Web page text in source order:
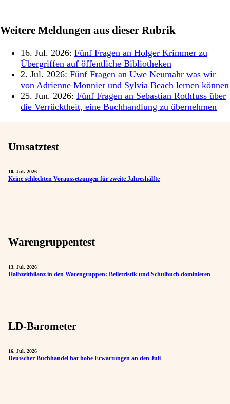
Weitere Meldungen aus dieser Rubrik
16. Jul. 2026: Fünf Fragen an Holger Krimmer zu
Übergriffen auf öffentliche Bibliotheken
2. Jul. 2026: Fünf Fragen an Uwe Neumahr was wir
von Adrienne Monnier und Sylvia Beach lernen können
25. Jun. 2026: Fünf Fragen an Sebastian Rothfuss über
die Verrücktheit, eine Buchhandlung zu übernehmen
Umsatztest
10. Jul. 2026
Keine schlechten Voraussetzungen für zweite Jahreshälfte
Warengruppentest
13. Jul. 2026
Halbzeitbilanz in den Warengruppen: Belletristik und Schulbuch dominieren
LD-Barometer
16. Jul. 2026
Deutscher Buchhandel hat hohe Erwartungen an den Juli